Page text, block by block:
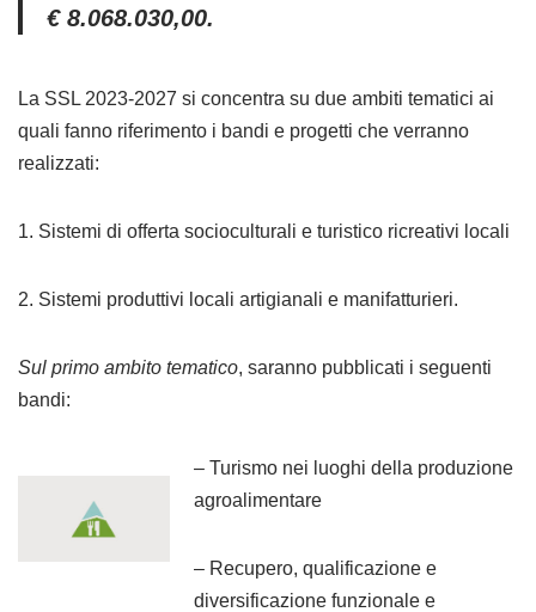
€ 8.068.030,00.
La SSL 2023-2027 si concentra su due ambiti tematici ai
quali fanno riferimento i bandi e progetti che verranno
realizzati:
1. Sistemi di offerta socioculturali e turistico ricreativi locali
2. Sistemi produttivi locali artigianali e manifatturieri.
Sul primo ambito tematico, saranno pubblicati i seguenti
bandi:
– Turismo nei luoghi della produzione
agroalimentare
– Recupero, qualificazione e
diversificazione funzionale e